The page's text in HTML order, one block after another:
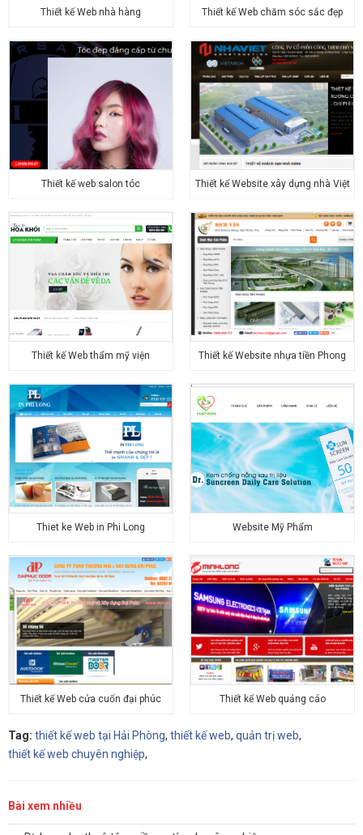
Thiết kế Web nhà hàng Thiết kế Web chăm sóc sắc đẹp
Thiết kế web salon tóc Thiết kế Website xây dựng nhà Việt
Thiết kế Web thẩm mỹ viện Thiết kế Website nhựa tiền Phong
Thiet ke Web in Phi Long Website Mỹ Phẩm
Thiết kế Web cửa cuốn đại phúc Thiết kế Web quảng cáo
Tag: thiết kế web tại Hải Phòng, thiết kế web, quản trị web,
thiết kế web chuyên nghiệp,
Bài xem nhiều